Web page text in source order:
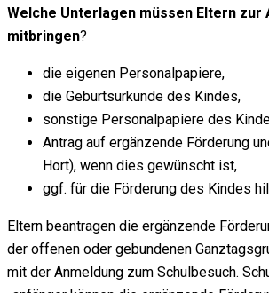
Welche Unterlagen müssen Eltern zur
mitbringen?
die eigenen Personalpapiere,
die Geburtsurkunde des Kindes,
sonstige Personalpapiere des
Antrag auf ergänzende Förderung
Hort), wenn dies gewünscht ist,
ggf. für die Förderung des Kindes
Eltern beantragen die ergänzende
der offenen oder gebundenen
mit der Anmeldung zum Schulbesuch.